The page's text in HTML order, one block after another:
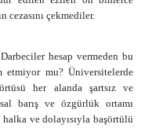
cezasını çekmediler.
hesap vermeden bu
etmiyor mu? Üniversitelerde
her alanda şartsız ve
barış ve özgürlük ortamı
halka ve dolayısıyla başörtülü